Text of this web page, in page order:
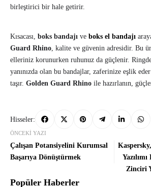
birleştirici bir hale getirir.
Kısacası, boks bandajı ve boks el bandajı
Guard Rhino, kalite ve güvenin adresidir. Bu
elleriniz korunurken ruhunuz da güçlenir.
yanınızda olan bu bandajlar, zaferinize eşlik
taşır. Golden Guard Rhino ile hazırlanın,
Hisseler:
ÖNCEKI YAZI
Çalışan Potansiyelini Kurumsal
Başarıya Dönüştürmek
Zinciri
Popüler Haberler